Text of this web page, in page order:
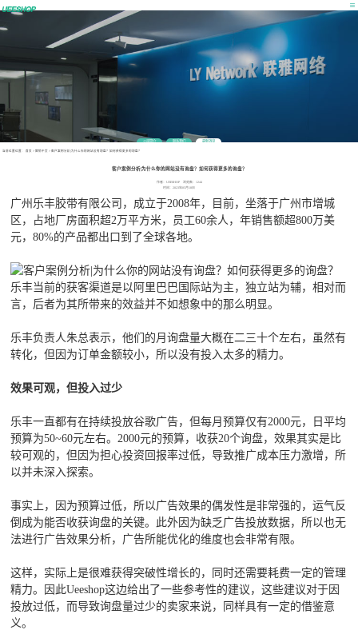
公司简介 联系我们 最新消息
当前位置位置： 首页 > 营销干货> 客户案例分析|为什么你的网站没有询盘？如何获得更多的询盘？
客户案例分析|为什么你的网站没有询盘？如何获得更多的询盘？
作者：UEESHOP 浏览数：1244
时间：2023年05月18日
广州乐丰胶带有限公司，成立于2008年，目前，坐落于广州市增城
区，占地厂房面积超2万平方米，员工60余人，年销售额超800万美
元，80%的产品都出口到了全球各地。
乐丰当前的获客渠道是以阿里巴巴国际站为主，独立站为辅，相对而
言，后者为其所带来的效益并不如想象中的那么明显。
乐丰负责人朱总表示，他们的月询盘量大概在二三十个左右，虽然有
转化，但因为订单金额较小，所以没有投入太多的精力。
效果可观，但投入过少
乐丰一直都有在持续投放谷歌广告，但每月预算仅有2000元，日平均
预算为50~60元左右。2000元的预算，收获20个询盘，效果其实是比
较可观的，但因为担心投资回报率过低，导致推广成本压力激增，所
以并未深入探索。
事实上，因为预算过低，所以广告效果的偶发性是非常强的，运气反
倒成为能否收获询盘的关键。此外因为缺乏广告投放数据，所以也无
法进行广告效果分析，广告所能优化的维度也会非常有限。
这样，实际上是很难获得突破性增长的，同时还需要耗费一定的管理
精力。因此Ueeshop这边给出了一些参考性的建议，这些建议对于因
投放过低，而导致询盘量过少的卖家来说，同样具有一定的借鉴意
义。